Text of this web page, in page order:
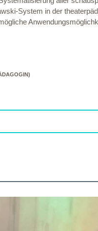
System in der